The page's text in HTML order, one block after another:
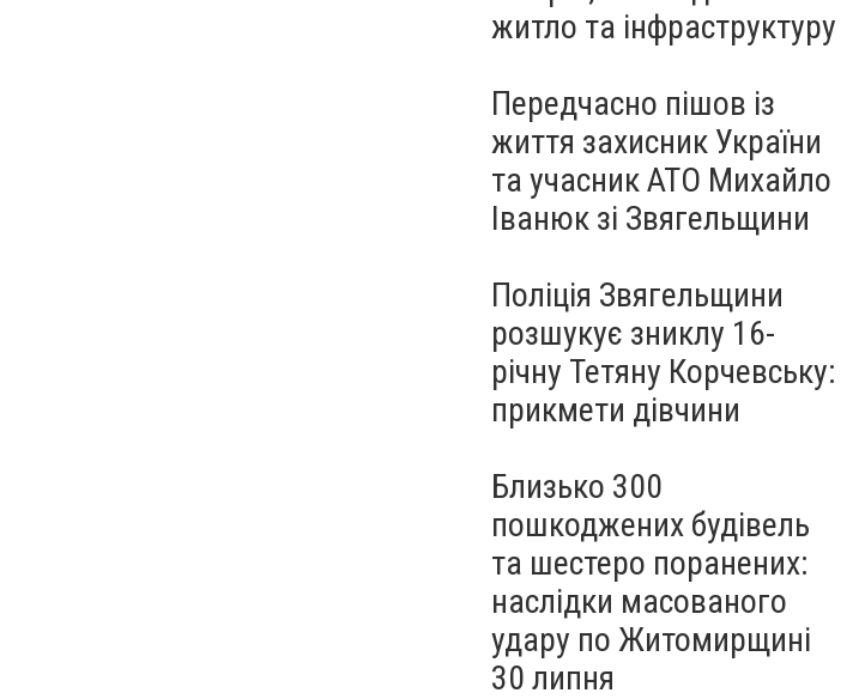
житло та інфраструктуру
Передчасно пішов із
життя захисник України
та учасник АТО Михайло
Іванюк зі Звягельщини
Поліція Звягельщини
розшукує зниклу 16-
річну Тетяну Корчевську:
прикмети дівчини
Близько 300
пошкоджених будівель
та шестеро поранених:
наслідки масованого
удару по Житомирщині
30 липня